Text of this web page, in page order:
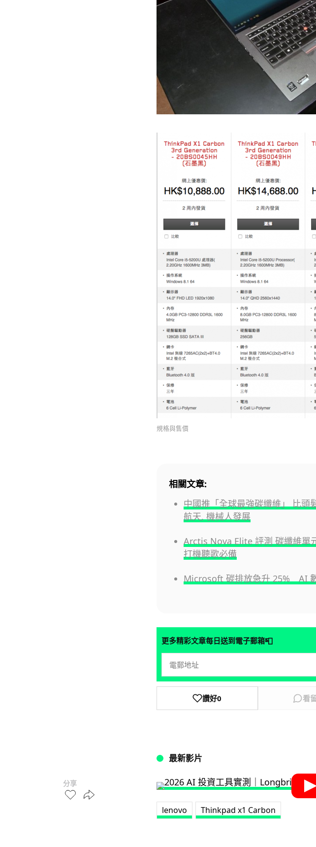
分享
規格與售價
相關文章:
中國推「全球最強碳纖維」 比頭
航天, 機械人發展
Arctis Nova Elite 評測 碳纖維單
打機聽歌必備
Microsoft 碳排放急升 25% AI
更多精彩文章每日送到電子郵箱📮
讚好0 看
最新影片
lenovo Thinkpad x1 Carbon